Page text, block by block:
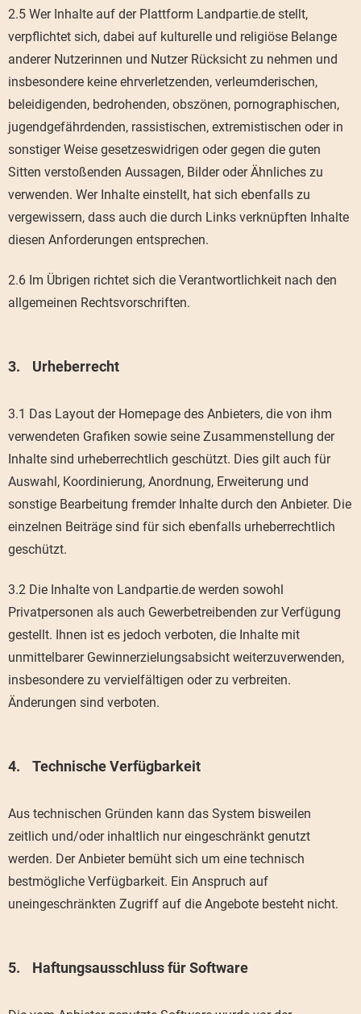
2.5 Wer Inhalte auf der Plattform Landpartie.de stellt,
verpflichtet sich, dabei auf kulturelle und religiöse Belange
anderer Nutzerinnen und Nutzer Rücksicht zu nehmen und
insbesondere keine ehrverletzenden, verleumderischen,
beleidigenden, bedrohenden, obszönen, pornographischen,
jugendgefährdenden, rassistischen, extremistischen oder in
sonstiger Weise gesetzeswidrigen oder gegen die guten
Sitten verstoßenden Aussagen, Bilder oder Ähnliches zu
verwenden. Wer Inhalte einstellt, hat sich ebenfalls zu
vergewissern, dass auch die durch Links verknüpften Inhalte
diesen Anforderungen entsprechen.
2.6 Im Übrigen richtet sich die Verantwortlichkeit nach den
allgemeinen Rechtsvorschriften.
Urheberrecht
3.1 Das Layout der Homepage des Anbieters, die von ihm
verwendeten Grafiken sowie seine Zusammenstellung der
Inhalte sind urheberrechtlich geschützt. Dies gilt auch für
Auswahl, Koordinierung, Anordnung, Erweiterung und
sonstige Bearbeitung fremder Inhalte durch den Anbieter. Die
einzelnen Beiträge sind für sich ebenfalls urheberrechtlich
geschützt.
3.2 Die Inhalte von Landpartie.de werden sowohl
Privatpersonen als auch Gewerbetreibenden zur Verfügung
gestellt. Ihnen ist es jedoch verboten, die Inhalte mit
unmittelbarer Gewinnerzielungsabsicht weiterzuverwenden,
insbesondere zu vervielfältigen oder zu verbreiten.
Änderungen sind verboten.
Technische Verfügbarkeit
Aus technischen Gründen kann das System bisweilen
zeitlich und/oder inhaltlich nur eingeschränkt genutzt
werden. Der Anbieter bemüht sich um eine technisch
bestmögliche Verfügbarkeit. Ein Anspruch auf
uneingeschränkten Zugriff auf die Angebote besteht nicht.
Haftungsausschluss für Software